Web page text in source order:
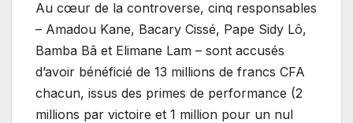
Au cœur de la controverse, cinq responsables
– Amadou Kane, Bacary Cissé, Pape Sidy Lô,
Bamba Bâ et Elimane Lam – sont accusés
d’avoir bénéficié de 13 millions de francs CFA
chacun, issus des primes de performance (2
millions par victoire et 1 million pour un nul